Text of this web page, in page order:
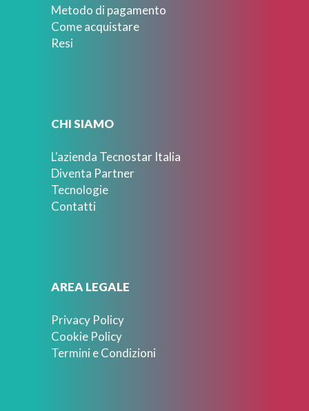
Metodo di pagamento
Come acquistare
Resi
CHI SIAMO
L'azienda Tecnostar Italia
Diventa Partner
Tecnologie
Contatti
AREA LEGALE
Privacy Policy
Cookie Policy
Termini e Condizioni